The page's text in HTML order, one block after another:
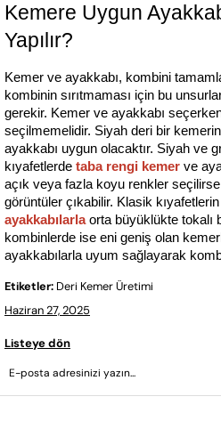
Kemere Uygun
Yapılır?
Kemer ve ayakkabı, kombini
kombinin sırıtmaması için bu
gerekir. Kemer ve ayakkabı
seçilmemelidir. Siyah deri bir
ayakkabı uygun olacaktır. Siyah ve
kıyafetlerde taba rengi kemer ve
açık veya fazla koyu renkler
görüntüler çıkabilir. Klasik
ayakkabılarla orta büyüklükte tokalı
kombinlerde ise eni geniş olan
ayakkabılarla uyum sağlayarak
Etiketler: Deri Kemer Üretimi
Haziran 27, 2025
Listeye dön